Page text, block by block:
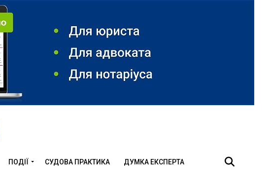
ПОДІЇ СУДОВА ПРАКТИКА ДУМКА ЕКСПЕРТА